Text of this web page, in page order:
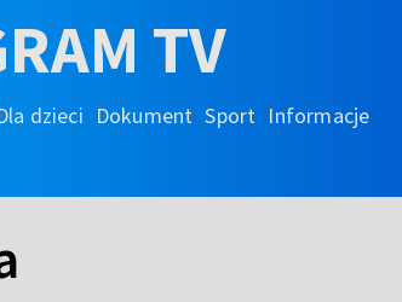
TV
dzieci Dokument Sport Informacje